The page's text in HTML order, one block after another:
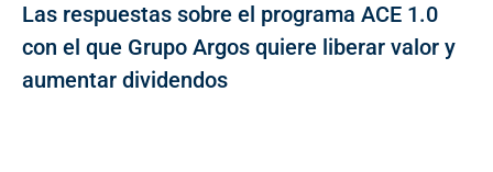
Las respuestas sobre el programa ACE 1.0
con el que Grupo Argos quiere liberar valor y
aumentar dividendos